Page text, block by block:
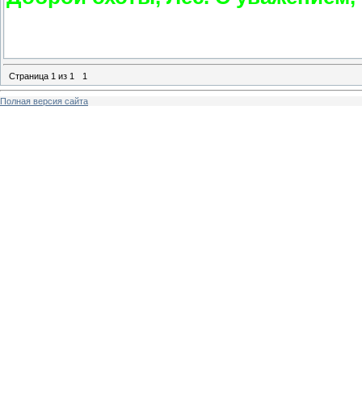
Страница 1 из 1 1
Полная версия сайта